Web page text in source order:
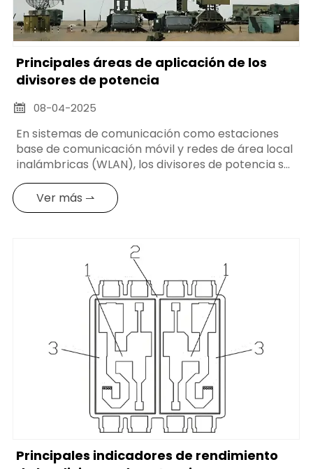
Principales áreas de aplicación de los
divisores de potencia
 08-04-2025
En sistemas de comunicación como estaciones
base de comunicación móvil y redes de área local
inalámbricas (WLAN), los divisores de potencia se
utilizan para distribuir la potencia de la fuente de
señal a múltiples antenas o múltiples receptores
para lograr la transmisión y recepción de la señal.
del transmisor se distribuye a múltiples antenas a
través de un divisor de potencia para mejorar la
cobertura y la fuerza de la señal; en las WLAN, el
divisor de potencia distribuye la señal del punto
de acceso inalámbrico a múltiples antenas para
lograr una mejor cobertura de la señal
Ver más ⇀
Principales indicadores de rendimiento